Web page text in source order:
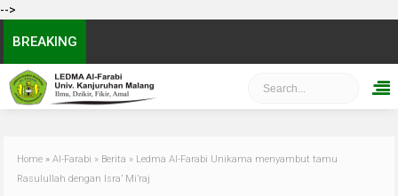
-->
BREAKING
Home »Al-Farabi » Berita » Ledma Al-Farabi Unikama menyambut tamu
Rasulullah dengan Isra’ Mi’raj